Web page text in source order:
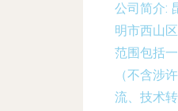
公司简介:
明市西山
范围包括
（不含涉
流、技术